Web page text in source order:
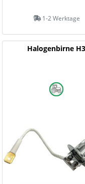
1-2 Werktage
Halogenbirne H3